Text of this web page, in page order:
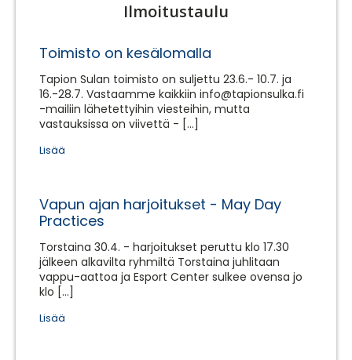
Ilmoitustaulu
Toimisto on kesälomalla
Tapion Sulan toimisto on suljettu 23.6.- 10.7. ja
16.-28.7. Vastaamme kaikkiin info@tapionsulka.fi
-mailiin lähetettyihin viesteihin, mutta
vastauksissa on viivettä - […]
Lisää
Vapun ajan harjoitukset - May Day
Practices
Torstaina 30.4. - harjoitukset peruttu klo 17.30
jälkeen alkavilta ryhmiltä Torstaina juhlitaan
vappu-aattoa ja Esport Center sulkee ovensa jo
klo […]
Lisää